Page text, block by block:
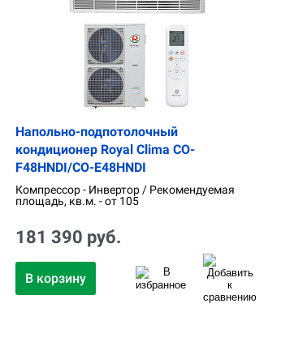
Напольно-подпотолочный
кондиционер Royal Clima CO-
F48HNDI/CO-E48HNDI
Компрессор - Инвертор / Рекомендуемая
площадь, кв.м. - от 105
181 390 руб.
В корзину